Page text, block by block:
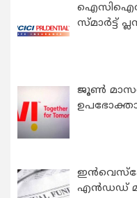
സ്മാർട്ട്
ജൂൺ
എന്‍ഡഡ്